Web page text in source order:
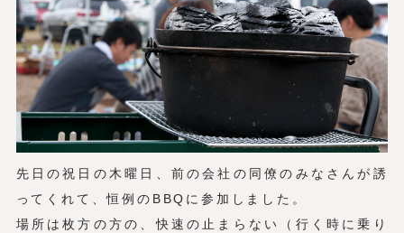
先日の祝日の木曜日、前の会社の同僚のみなさんが誘
ってくれて、恒例のBBQに参加しました。
場所は枚方の方の、快速の止まらない（行く時に乗り